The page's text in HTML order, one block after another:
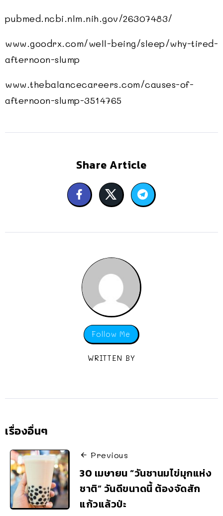
pubmed.ncbi.nlm.nih.gov/26307483/
www.goodrx.com/well-being/sleep/why-tired-
afternoon-slump
www.thebalancecareers.com/causes-of-
afternoon-slump-3514765
Share Article
Follow Me
WRITTEN BY
เรื่องอื่นๆ
Previous
30 เมษายน “วันชานมไข่มุกแห่ง
ชาติ” วันดีขนาดนี้ ต้องจัดสัก
แก้วแล้วป่ะ